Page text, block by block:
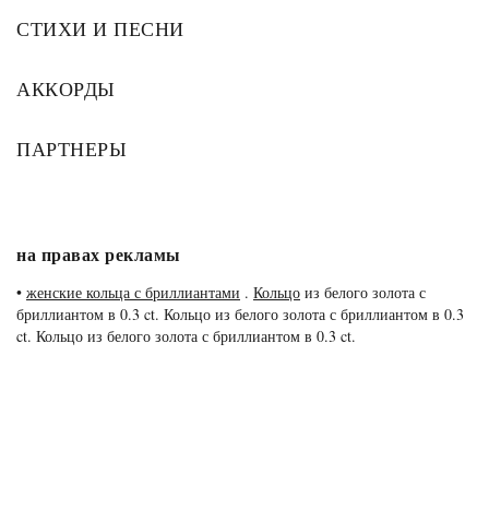
СТИХИ И ПЕСНИ
АККОРДЫ
ПАРТНЕРЫ
на правах рекламы
• женские кольца с бриллиантами . Кольцо из белого золота с
бриллиантом в 0.3 ct. Кольцо из белого золота с бриллиантом в 0.3
ct. Кольцо из белого золота с бриллиантом в 0.3 ct.